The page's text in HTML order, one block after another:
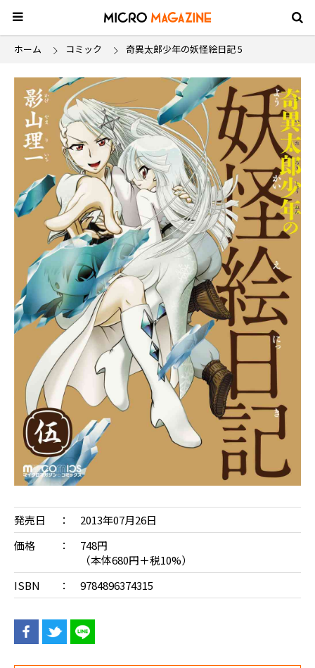
ホーム コミック 奇異太郎少年の妖怪絵日記 5
発売日
2013年07月26日
価格
748円
（本体680円＋税10%）
ISBN
9784896374315